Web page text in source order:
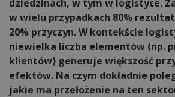
dziedzinach, w tym w logistyce.
w wielu przypadkach 80%
20% przyczyn. W kontekście
niewielka liczba elementów (np.
klientów) generuje większość
efektów. Na czym dokładnie
jakie ma przełożenie na ten